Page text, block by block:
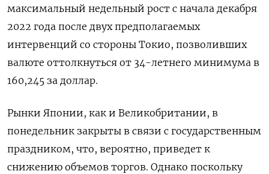
максимальный недельный рост с начала декабря
2022 года после двух предполагаемых
интервенций со стороны Токио, позволивших
валюте оттолкнуться от 34-летнего минимума в
160,245 за доллар.
Рынки Японии, как и Великобритании, в
понедельник закрыты в связи с государственным
праздником, что, вероятно, приведет к
снижению объемов торгов. Однако поскольку